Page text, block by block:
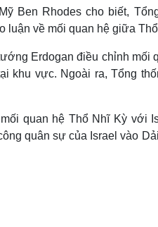
trường
hóa
khấu - Điện ảnh
nhạc
Giải trí
Nghệ sĩ
Thời
Sao
Ben Rhodes cho biết,
luận về mối quan hệ giữa
Erdogan điều chỉnh mối
khu vực. Ngoài ra, Tổng
quan hệ Thổ Nhĩ Kỳ với
quân sự của Israel vào